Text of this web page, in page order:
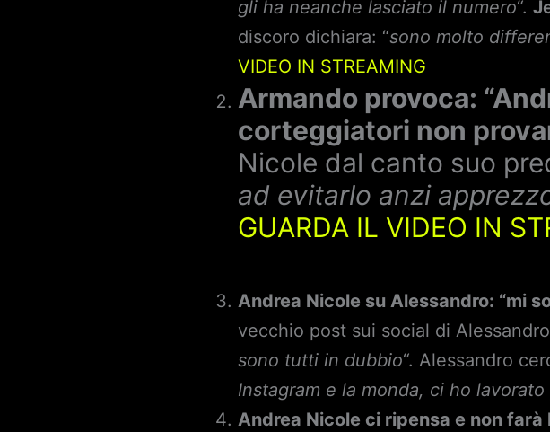
gli ha neanche lasciato il numero“.
discoro dichiara: “sono molto
VIDEO IN STREAMING
Armando provoca:
corteggiatori non
Nicole dal canto suo
ad evitarlo anzi
GUARDA IL VIDEO IN
Andrea Nicole su Alessandro: “mi
vecchio post sui social di
sono tutti in dubbio“. Alessandro
Instagram e la monda, ci ho lavorato
Andrea Nicole ci ripensa e non farà